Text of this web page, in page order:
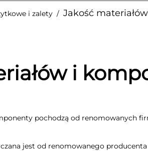
i zalety / Jakość
i
pochodzą od renomowanych
jest od renomowanego producenta